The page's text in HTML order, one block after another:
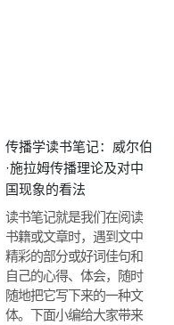
传播学读书笔记：威尔伯
·施拉姆传播理论及对中
国现象的看法
读书笔记就是我们在阅读
书籍或文章时，遇到文中
精彩的部分或好词佳句和
自己的心得、体会，随时
随地把它写下来的一种文
体。下面小编给大家带来